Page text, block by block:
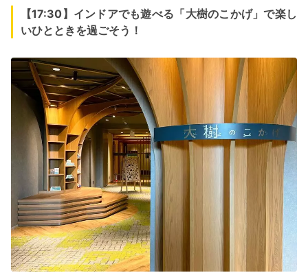
【17:30】インドアでも遊べる「大樹のこかげ」で楽し
いひとときを過ごそう！